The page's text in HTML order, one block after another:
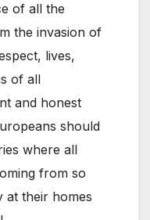
of all the
the invasion of
lives,
of all
and honest
should
where all
from so
at their homes